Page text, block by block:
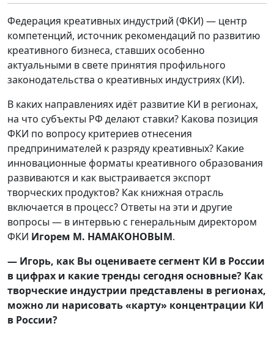
Федерация креативных индустрий (ФКИ) — центр
компетенций, источник рекомендаций по развитию
креативного бизнеса, ставших особенно
актуальными в свете принятия профильного
законодательства о креативных индустриях (КИ).
В каких направлениях идёт развитие КИ в регионах,
на что субъекты РФ делают ставки? Какова позиция
ФКИ по вопросу критериев отнесения
предпринимателей к разряду креативных? Какие
инновационные форматы креативного образования
развиваются и как выстраивается экспорт
творческих продуктов? Как книжная отрасль
включается в процесс? Ответы на эти и другие
вопросы — в интервью с генеральным директором
ФКИ Игорем М. НАМАКОНОВЫМ.
— Игорь, как Вы оцениваете сегмент КИ в России
в цифрах и какие тренды сегодня основные? Как
творческие индустрии представлены в регионах,
можно ли нарисовать «карту» концентрации КИ
в России?